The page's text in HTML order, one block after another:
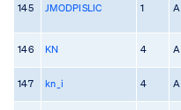
145 JMODPISLIC 1 A
146 KN 4 A
147 kn_i 4 A